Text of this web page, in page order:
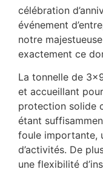
célébration
événement
notre
exactement ce
La tonnelle de
et accueillant
protection solide
étant
foule importante,
d’activités. De
une flexibilité